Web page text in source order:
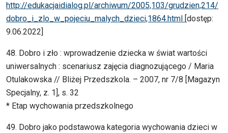
http://edukacjaidialog.pl/archiwum/2005,103/grudzien,214/
dobro_i_zlo_w_pojeciu_malych_dzieci,1864.html [dostęp:
9.06.2022]
48. Dobro i zło : wprowadzenie dziecka w świat wartości
uniwersalnych : scenariusz zajęcia diagnozującego / Maria
Otulakowska // Bliżej Przedszkola. – 2007, nr 7/8 [Magazyn
Specjalny, z. 1], s. 32
* Etap wychowania przedszkolnego
49. Dobro jako podstawowa kategoria wychowania dzieci w